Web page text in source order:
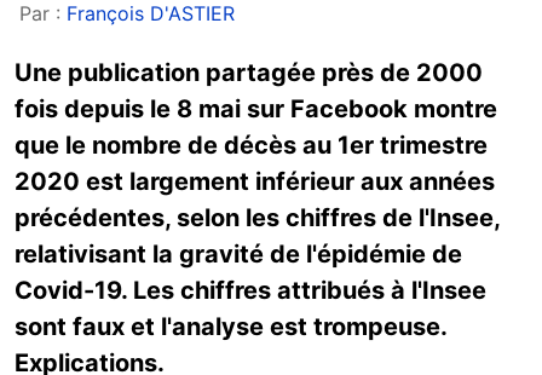
Par : François D'ASTIER
Une publication partagée près de 2000
fois depuis le 8 mai sur Facebook montre
que le nombre de décès au 1er trimestre
2020 est largement inférieur aux années
précédentes, selon les chiffres de l'Insee,
relativisant la gravité de l'épidémie de
Covid-19. Les chiffres attribués à l'Insee
sont faux et l'analyse est trompeuse.
Explications.